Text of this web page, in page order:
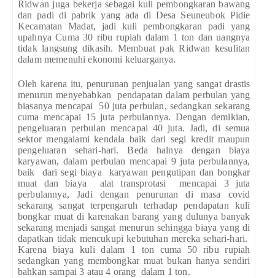
Ridwan juga bekerja sebagai kuli pembongkaran bawang
dan padi di pabrik yang ada di Desa Seuneubok Pidie
Kecamatan Madat, jadi kuli pembongkaran padi yang
upahnya Cuma 30 ribu rupiah dalam 1 ton dan uangnya
tidak langsung dikasih. Membuat pak Ridwan kesulitan
dalam memenuhi ekonomi keluarganya.
Oleh karena itu, penurunan penjualan yang sangat drastis
menurun menyebabkan pendapatan dalam perbulan yang
biasanya mencapai 50 juta perbulan, sedangkan sekarang
cuma mencapai 15 juta perbulannya. Dengan demikian,
pengeluaran perbulan mencapai 40 juta. Jadi, di semua
sektor mengalami kendala baik dari segi kredit maupun
pengeluaran sehari-hari. Beda halnya dengan biaya
karyawan, dalam perbulan mencapai 9 juta perbulannya,
baik dari segi biaya karyawan pengutipan dan bongkar
muat dan biaya alat transprotasi mencapai 3 juta
perbulannya, Jadi dengan penurunan di masa covid
sekarang sangat terpengaruh terhadap pendapatan kuli
bongkar muat di karenakan barang yang dulunya banyak
sekarang menjadi sangat menurun sehingga biaya yang di
dapatkan tidak mencukupi kebutuhan mereka sehari-hari.
Karena biaya kuli dalam 1 ton cuma 50 ribu rupiah
sedangkan yang membongkar muat bukan hanya sendiri
bahkan sampai 3 atau 4 orang dalam 1 ton.